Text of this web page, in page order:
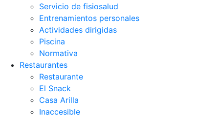
Servicio de fisiosalud
Entrenamientos personales
Actividades dirigidas
Piscina
Normativa
Restaurantes
Restaurante
El Snack
Casa Arilla
Inaccesible